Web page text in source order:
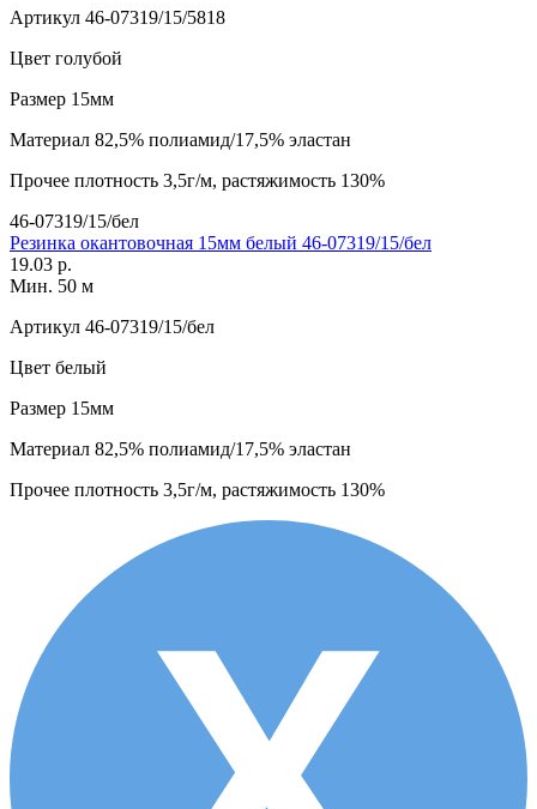
Артикул 46-07319/15/5818
Цвет голубой
Размер 15мм
Материал 82,5% полиамид/17,5% эластан
Прочее плотность 3,5г/м, растяжимость 130%
46-07319/15/бел
Резинка окантовочная 15мм белый 46-07319/15/бел
19.03 р.
Мин. 50 м
Артикул 46-07319/15/бел
Цвет белый
Размер 15мм
Материал 82,5% полиамид/17,5% эластан
Прочее плотность 3,5г/м, растяжимость 130%